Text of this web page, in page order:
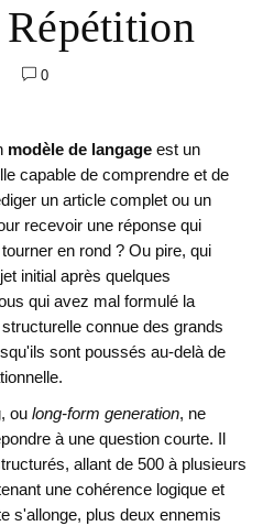
0
modèle de langage est un
capable de comprendre et de
un article complet ou un
recevoir une réponse qui
en rond ? Ou pire, qui
initial après quelques
qui avez mal formulé la
connue des grands
sont poussés au-delà de
ou long-form generation, ne
à une question courte. Il
allant de 500 à plusieurs
une cohérence logique et
s'allonge, plus deux ennemis